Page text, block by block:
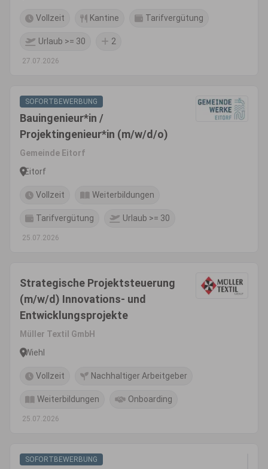
Vollzeit Kantine Tarifvergütung
Urlaub >= 30 2
27.07.2026
SOFORTBEWERBUNG
Bauingenieur*in /
Projektingenieur*in (m/w/d/o)
Gemeinde Eitorf
Eitorf
Vollzeit Weiterbildungen
Tarifvergütung Urlaub >= 30
25.07.2026
Strategische Projektsteuerung
(m/w/d) Innovations- und
Entwicklungsprojekte
Müller Textil GmbH
Wiehl
Vollzeit Nachhaltiger Arbeitgeber
Weiterbildungen Onboarding
25.07.2026
SOFORTBEWERBUNG